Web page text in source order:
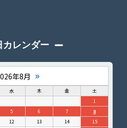
カレンダー
年8月 »
水 木 金
土
1
5 6 7
8
12 13 14
15